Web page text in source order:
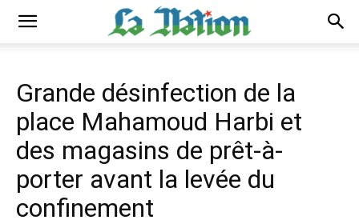
Grande désinfection de la
place Mahamoud Harbi et
des magasins de prêt-à-
porter avant la levée du
confinement